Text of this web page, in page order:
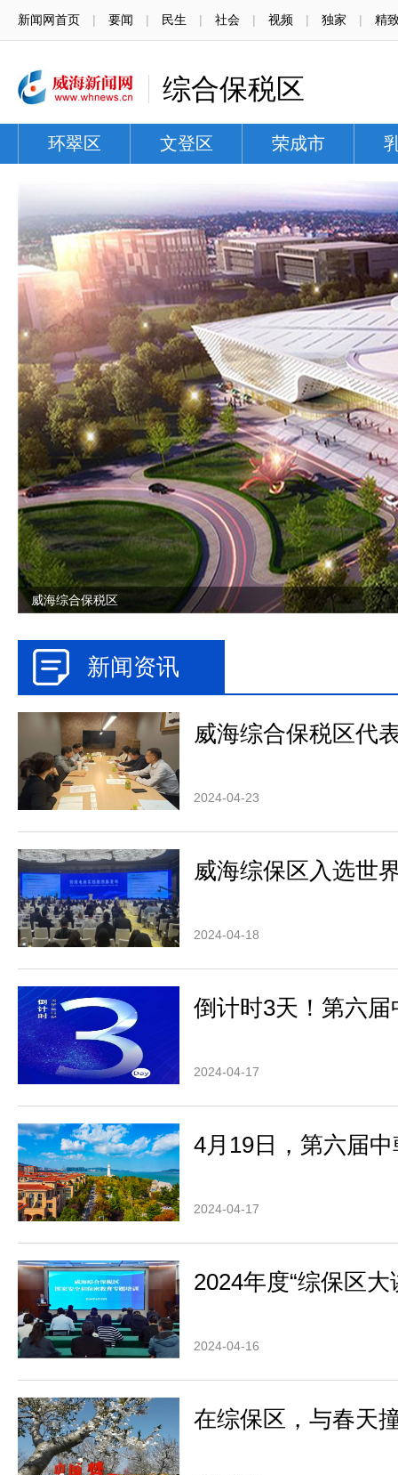
新闻网首页 | 要闻 | 民生 | 社会 | 视频 | 独家 | 精
综合保税区
环翠区 文登区 荣成市
威海综合保税区
新闻资讯
威海综合保税区代
2024-04-23
威海综保区入选世
2024-04-18
倒计时3天！第六
2024-04-17
4月19日，第六届
2024-04-17
2024年度“综保区大
2024-04-16
在综保区，与春天